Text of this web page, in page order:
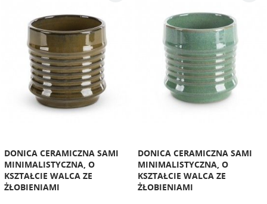
DONICA CERAMICZNA SAMI
MINIMALISTYCZNA, O
KSZTAŁCIE WALCA ZE
ŻŁOBIENIAMI
DONICA CERAMICZNA SAMI
MINIMALISTYCZNA, O
KSZTAŁCIE WALCA ZE
ŻŁOBIENIAMI